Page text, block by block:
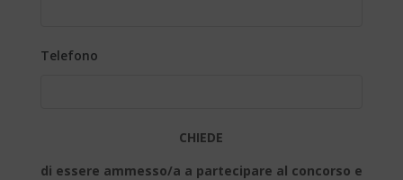
Telefono
CHIEDE
di essere ammesso/a a partecipare al concorso e